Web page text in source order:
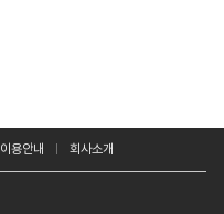
이용안내 회사소개